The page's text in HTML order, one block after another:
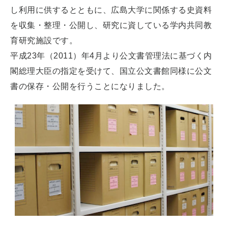
し利用に供するとともに、広島大学に関係する史資料
を収集・整理・公開し、研究に資している学内共同教
育研究施設です。
平成23年（2011）年4月より公文書管理法に基づく内
閣総理大臣の指定を受けて、国立公文書館同様に公文
書の保存・公開を行うことになりました。